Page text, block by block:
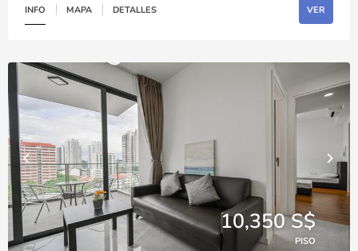
INFO MAPA DETALLES VER
10,350 S$
PISO